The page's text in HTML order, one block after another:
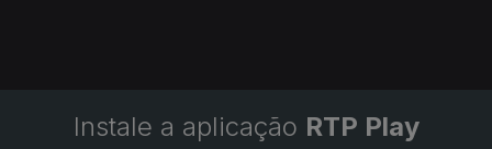
Instale a aplicação RTP Play